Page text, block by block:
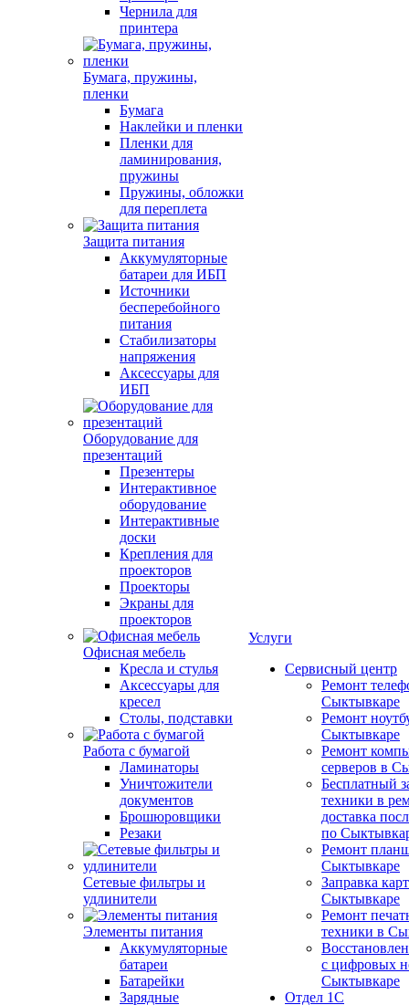
Чернила для
принтера
Бумага, пружины,
пленки
Бумага
Наклейки и пленки
Пленки для
ламинирования,
пружины
Пружины, обложки
для переплета
Защита питания
Аккумуляторные
батареи для ИБП
Источники
бесперебойного
питания
Стабилизаторы
напряжения
Аксессуары для
ИБП
Оборудование для
презентаций
Презентеры
Интерактивное
оборудование
Интерактивные
доски
Крепления для
проекторов
Проекторы
Экраны для
проекторов
Офисная мебель
Кресла и стулья
Аксессуары для
кресел
Столы, подставки
Работа с бумагой
Ламинаторы
Уничтожители
документов
Брошюровщики
Резаки
Сетевые фильтры и
удлинители
Элементы питания
Аккумуляторные
батареи
Батарейки
Зарядные
Услуги
Сервисный центр
Ремонт
Сыктывкаре
Ремонт
Сыктывкаре
Ремонт
серверов в
Бесплатный
техники в
доставка
по
Ремонт
Сыктывкаре
Заправка
Сыктывкаре
Ремонт
техники в
с цифровых
Сыктывкаре
Отдел 1С